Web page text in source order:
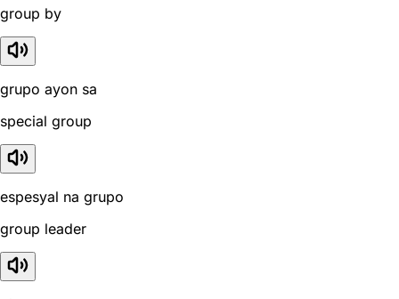
group by
grupo ayon sa
special group
espesyal na grupo
group leader